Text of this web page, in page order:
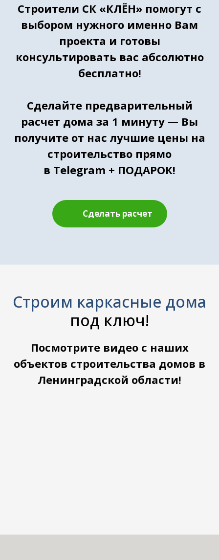
Строители СК «КЛЁН» помогут с
выбором нужного именно Вам
проекта и готовы
консультировать вас абсолютно
бесплатно!
Сделайте предварительный
расчет дома за 1 минуту — Вы
получите от нас лучшие цены на
строительство прямо
в Telegram + ПОДАРОК!
Сделать расчет
Строим каркасные дома
под ключ!
Посмотрите видео с наших
объектов строительства домов в
Ленинградской области!